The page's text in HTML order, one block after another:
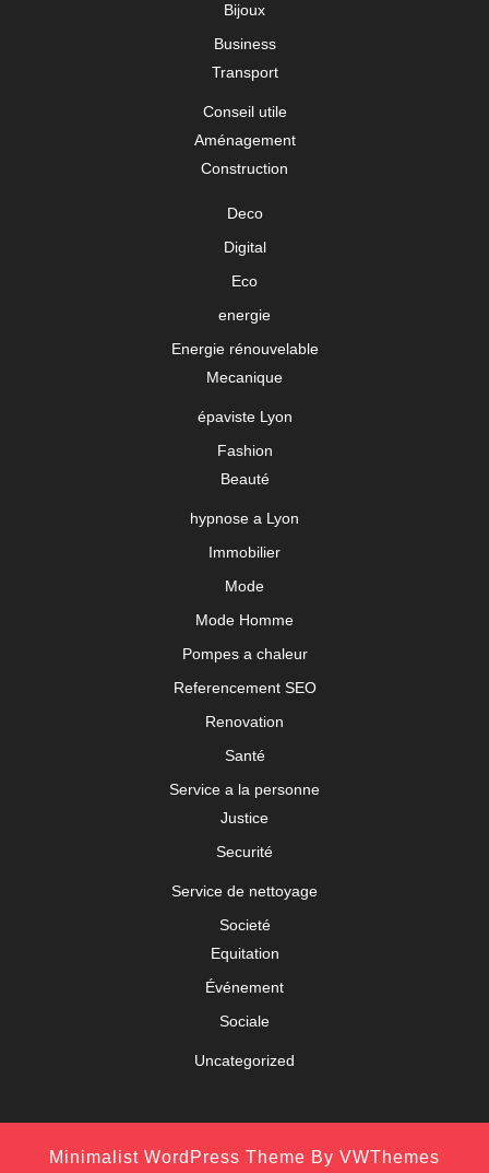
Bijoux
Business
Transport
Conseil utile
Aménagement
Construction
Deco
Digital
Eco
energie
Energie rénouvelable
Mecanique
épaviste Lyon
Fashion
Beauté
hypnose a Lyon
Immobilier
Mode
Mode Homme
Pompes a chaleur
Referencement SEO
Renovation
Santé
Service a la personne
Justice
Securité
Service de nettoyage
Societé
Equitation
Événement
Sociale
Uncategorized
Minimalist WordPress Theme By VWThemes